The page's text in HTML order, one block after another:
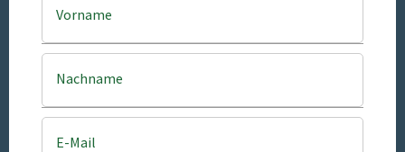
Vorname
Nachname
E-Mail